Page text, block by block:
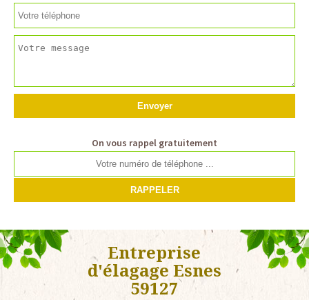
On vous rappel gratuitement
Entreprise
d'élagage Esnes
59127